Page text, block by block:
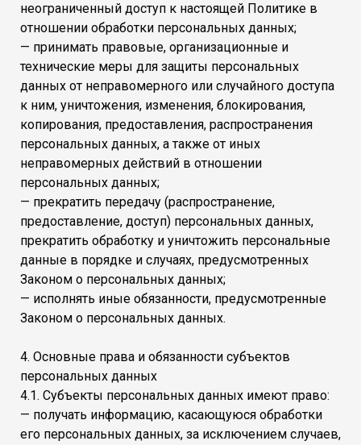
неограниченный доступ к настоящей Политике в
отношении обработки персональных данных;
— принимать правовые, организационные и
технические меры для защиты персональных
данных от неправомерного или случайного доступа
к ним, уничтожения, изменения, блокирования,
копирования, предоставления, распространения
персональных данных, а также от иных
неправомерных действий в отношении
персональных данных;
— прекратить передачу (распространение,
предоставление, доступ) персональных данных,
прекратить обработку и уничтожить персональные
данные в порядке и случаях, предусмотренных
Законом о персональных данных;
— исполнять иные обязанности, предусмотренные
Законом о персональных данных.
4. Основные права и обязанности субъектов
персональных данных
4.1. Субъекты персональных данных имеют право:
— получать информацию, касающуюся обработки
его персональных данных, за исключением случаев,